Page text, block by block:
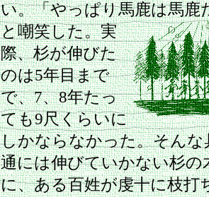
い。「やっぱり馬鹿は馬鹿
と嘲笑した。実
際、杉が伸びた
のは5年目まで
で、7、8年たっ
ても9尺くらいに
しかならなかった。そんな
通には伸びていかない杉の
に、ある百姓が虔十に枝打